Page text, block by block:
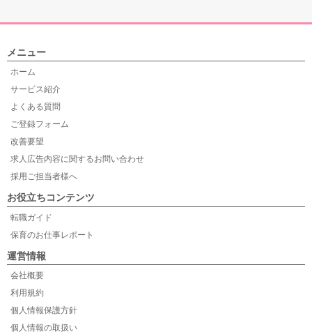
メニュー
ホーム
サービス紹介
よくある質問
ご登録フォーム
改善要望
求人広告内容に関するお問い合わせ
採用ご担当者様へ
お役立ちコンテンツ
転職ガイド
保育のお仕事レポート
運営情報
会社概要
利用規約
個人情報保護方針
個人情報の取扱い